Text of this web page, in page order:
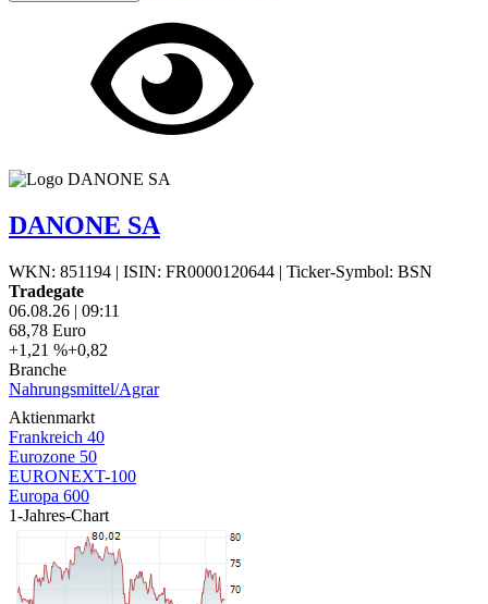
DANONE SA
WKN: 851194 | ISIN: FR0000120644 | Ticker-Symbol: BSN
Tradegate
06.08.26 | 09:11
68,78 Euro
+1,21 %+0,82
Branche
Nahrungsmittel/Agrar
Aktienmarkt
Frankreich 40
Eurozone 50
EURONEXT-100
Europa 600
1-Jahres-Chart